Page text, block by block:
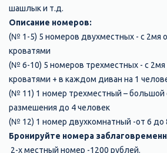
шашлык и т.д.
Описание номеров:
(№ 1-5) 5 номеров двухместных - с 2мя
кроватями
(№ 6-10) 5 номеров трехместных - с
кроватями + в каждом диван на 1
(№ 11) 1 номер трехместный –
размешения до 4 человек
(№ 12) 1 номер двухкомнатный -от 6 до
Бронируйте номера
2-х местный номер -1200 рублей.